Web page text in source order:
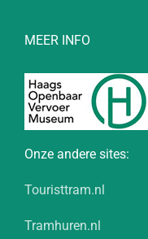
MEER INFO
Onze andere sites:
Touristtram.nl
Tramhuren.nl